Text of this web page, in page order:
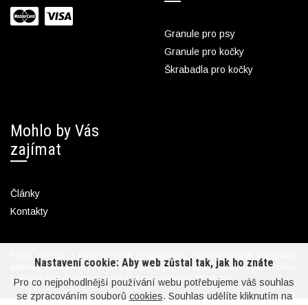
Nastavení cookie: Aby web zůstal tak, jak ho znáte
Pro co nejpohodlnější používání webu potřebujeme váš souhlas
se zpracováním souborů cookies. Souhlas udělíte kliknutím na
Granule pro psy
Granule pro kočky
Škrabadla pro kočky
Mohlo by Vás
zajímat
Články
Kontakty
Podle zákona o evidenci tržeb je prodávající povinen vystavit kupujícímu
účtenku. Zároveň je povinen zaevidovat přijatou tržbu u správce daně online;
v případě technického výpadku pak nejpozději do 48 hodin.